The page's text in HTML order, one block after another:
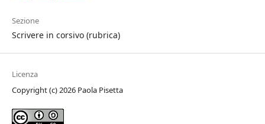
Sezione
Scrivere in corsivo (rubrica)
Licenza
Copyright (c) 2026 Paola Pisetta